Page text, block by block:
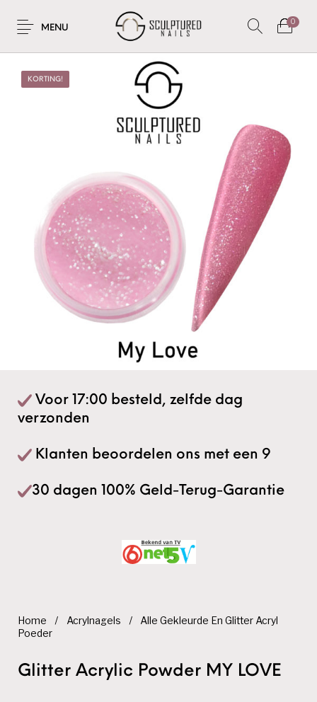
MENU
0
KORTING!
Home / Acrylnagels /
Alle Gekleurde En Glitter Acryl
Poeder
Glitter Acrylic Powder MY LOVE
Voor 17:00 besteld, zelfde dag
verzonden
Klanten beoordelen ons met een 9
30 dagen 100% Geld-Terug-Garantie